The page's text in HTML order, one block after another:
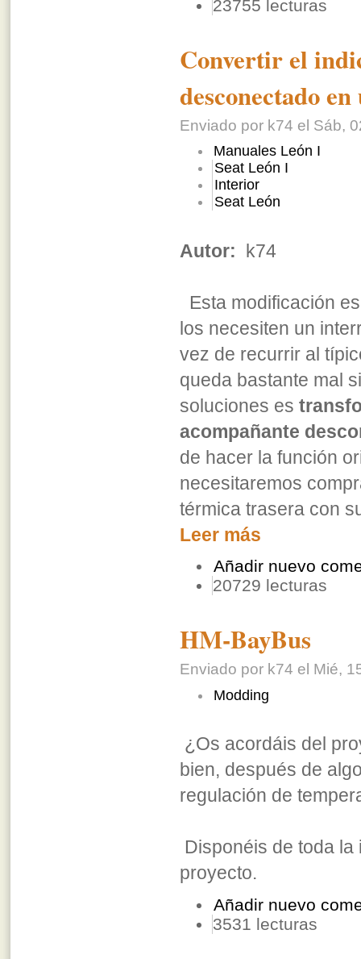
23755 lecturas
Convertir el
desconectado
Enviado por k74 el Sáb,
Manuales León I
Seat León I
Interior
Seat León
Autor: k74
Esta modificación
los necesiten un
vez de recurrir al
queda bastante mal
soluciones es
acompañante
de hacer la función
necesitaremos
térmica trasera con
Leer más
Añadir nuevo
20729 lecturas
HM-BayBus
Enviado por k74 el Mié,
Modding
¿Os acordáis del
bien, después de
regulación de
Disponéis de toda
proyecto.
Añadir nuevo
3531 lecturas